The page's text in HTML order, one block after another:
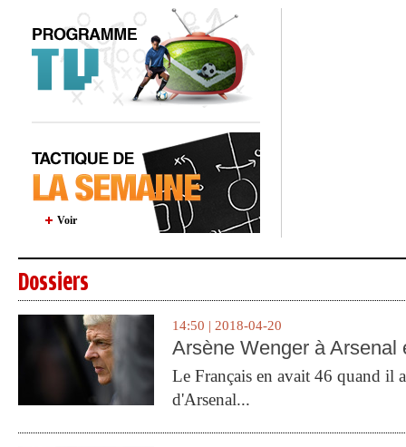
Voir
Dossiers
14:50 | 2018-04-20
Arsène Wenger à Arsenal
Le Français en avait 46 quand il
d'Arsenal...